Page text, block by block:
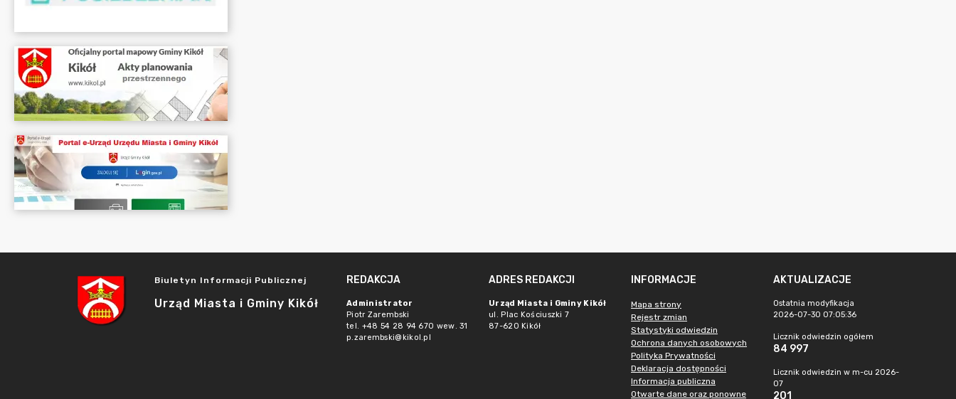
Biuletyn Informacji Publicznej
Urząd Miasta i Gminy Kikół
REDAKCJA
Administrator
Piotr Zarembski
tel. +48 54 28 94 670 wew. 31
p.zarembski@kikol.pl
ADRES REDAKCJI
Urząd Miasta i Gminy Kikół
ul. Plac Kościuszki 7
87-620 Kikół
INFORMACJE
Mapa strony
Rejestr zmian
Statystyki odwiedzin
Ochrona danych osobowych
Polityka Prywatności
Deklaracja dostępności
Informacja publiczna
Otwarte dane oraz ponowne
AKTUALIZACJE
Ostatnia modyfikacja
2026-07-30 07:05:36
Licznik odwiedzin ogółem
84 997
Licznik odwiedzin w m-cu 2026-
07
201